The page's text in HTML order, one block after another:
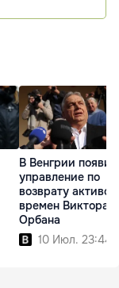
В Венгрии
управление по
возврату активов
времен Виктора
Орбана
10 Июл. 23:44